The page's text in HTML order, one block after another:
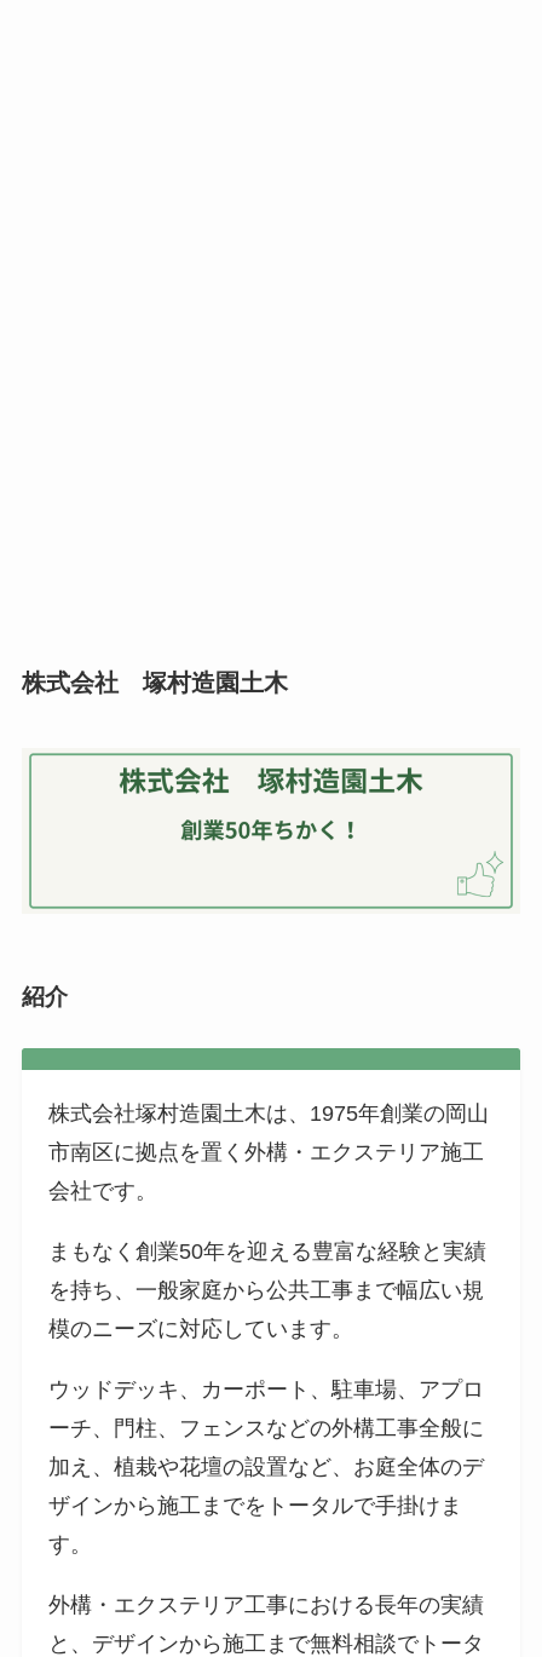
株式会社 塚村造園土木
紹介
株式会社塚村造園土木は、1975年創業の岡山
市南区に拠点を置く外構・エクステリア施工
会社です。
まもなく創業50年を迎える豊富な経験と実績
を持ち、一般家庭から公共工事まで幅広い規
模のニーズに対応しています。
ウッドデッキ、カーポート、駐車場、アプロ
ーチ、門柱、フェンスなどの外構工事全般に
加え、植栽や花壇の設置など、お庭全体のデ
ザインから施工までをトータルで手掛けま
す。
外構・エクステリア工事における長年の実績
と、デザインから施工まで無料相談でトータ